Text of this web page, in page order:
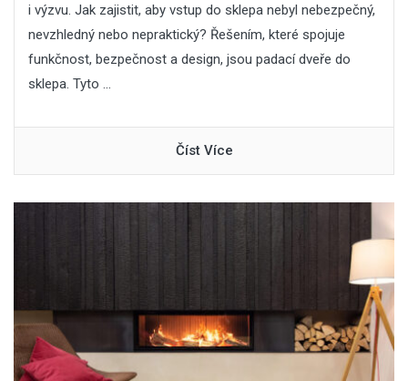
i výzvu. Jak zajistit, aby vstup do sklepa nebyl nebezpečný,
nevzhledný nebo nepraktický? Řešením, které spojuje
funkčnost, bezpečnost a design, jsou padací dveře do
sklepa. Tyto ...
Číst Více